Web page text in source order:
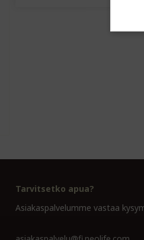
Tarvitsetko apua?
Asiakaspalvelumme vastaa